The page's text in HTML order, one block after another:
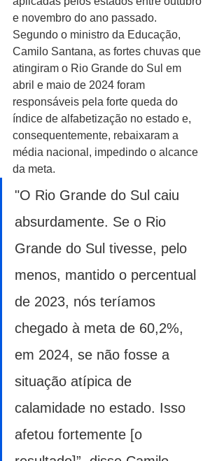
e novembro do ano passado.
Segundo o ministro da Educação,
Camilo Santana, as fortes chuvas que
atingiram o Rio Grande do Sul em
abril e maio de 2024 foram
responsáveis pela forte queda do
índice de alfabetização no estado e,
consequentemente, rebaixaram a
média nacional, impedindo o alcance
da meta.
"O Rio Grande do Sul caiu
absurdamente. Se o Rio
Grande do Sul tivesse, pelo
menos, mantido o percentual
de 2023, nós teríamos
chegado à meta de 60,2%,
em 2024, se não fosse a
situação atípica de
calamidade no estado. Isso
afetou fortemente [o